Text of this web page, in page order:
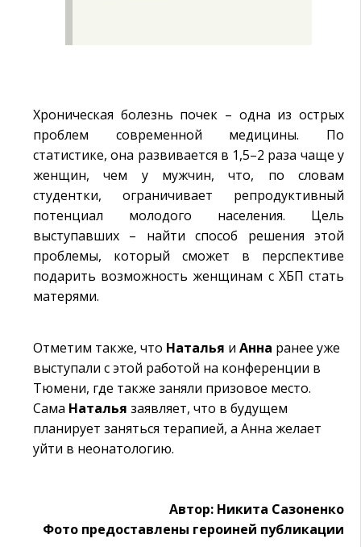
Хроническая болезнь почек – одна из острых
проблем современной медицины. По
статистике, она развивается в 1,5–2 раза чаще у
женщин, чем у мужчин, что, по словам
студентки, ограничивает репродуктивный
потенциал молодого населения. Цель
выступавших – найти способ решения этой
проблемы, который сможет в перспективе
подарить возможность женщинам с ХБП стать
матерями.
Отметим также, что Наталья и Анна ранее уже
выступали с этой работой на конференции в
Тюмени, где также заняли призовое место.
Сама Наталья заявляет, что в будущем
планирует заняться терапией, а Анна желает
уйти в неонатологию.
Автор: Никита Сазоненко
Фото предоставлены героиней публикации